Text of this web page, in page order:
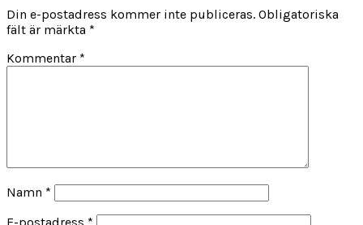
Din e-postadress kommer inte publiceras. Obligatoriska
fält är märkta *
Kommentar *
Namn *